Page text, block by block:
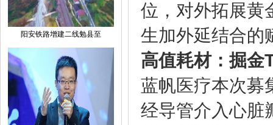
阳安铁路增建二线勉县至
位，对外拓展黄
生加外延结合的
高值耗材：掘金
蓝帆医疗本次募
经导管介入心脏